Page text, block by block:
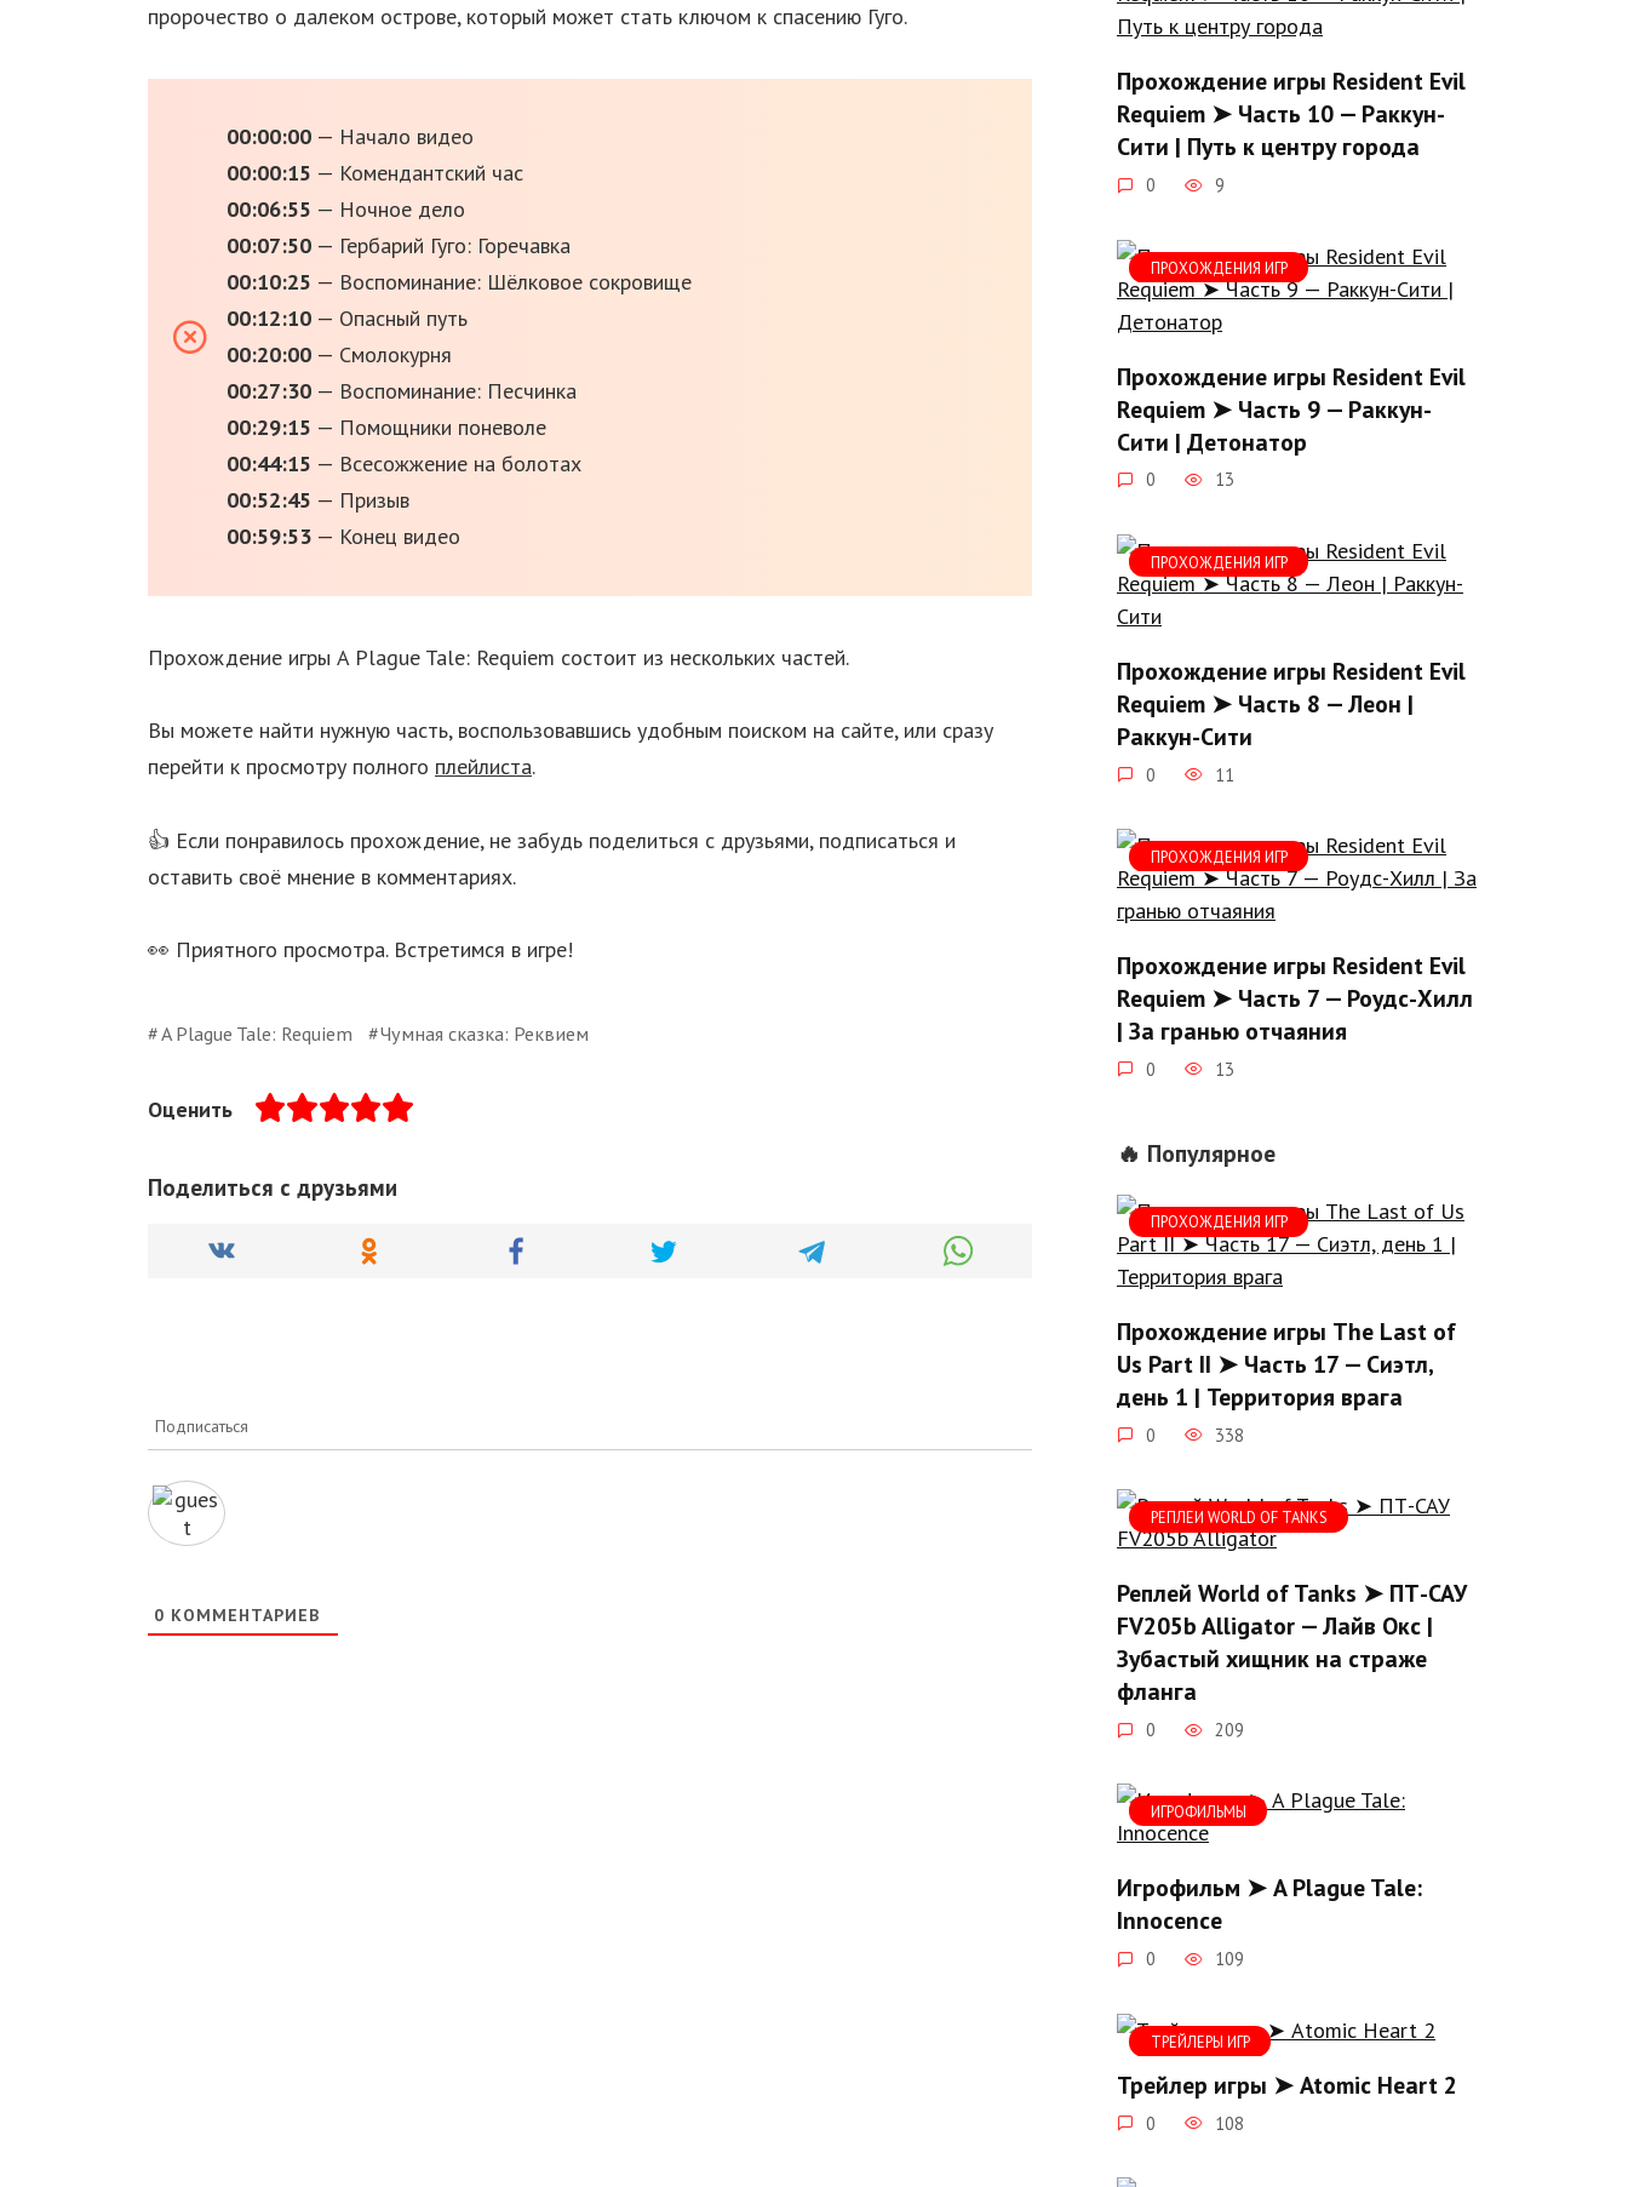
пророчество о далеком острове, который может стать ключом к спасению Гуго.
00:00:00​ — Начало видео
00:00:15 — Комендантский час
00:06:55 — Ночное дело
00:07:50 — Гербарий Гуго: Горечавка
00:10:25 — Воспоминание: Шёлковое сокровище
00:12:10 — Опасный путь
00:20:00 — Смолокурня
00:27:30 — Воспоминание: Песчинка
00:29:15 — Помощники поневоле
00:44:15 — Всесожжение на болотах
00:52:45 — Призыв
00:59:53 — Конец видео
Прохождение игры A Plague Tale: Requiem состоит из нескольких частей.
Вы можете найти нужную часть, воспользовавшись удобным поиском на сайте, или сразу
перейти к просмотру полного плейлиста.
👍 Если понравилось прохождение, не забудь поделиться с друзьями, подписаться и
оставить своё мнение в комментариях.
👀 Приятного просмотра. Встретимся в игре!
A Plague Tale: Requiem Чумная сказка: Реквием
Оценить
Поделиться с друзьями
Подписаться
0 КОММЕНТАРИЕВ
Прохождение игры Resident Evil
Requiem ➤ Часть 10 — Раккун-
Сити | Путь к центру города
0 9
ПРОХОЖДЕНИЯ ИГР
Прохождение игры Resident Evil
Requiem ➤ Часть 9 — Раккун-
Сити | Детонатор
0 13
ПРОХОЖДЕНИЯ ИГР
Прохождение игры Resident Evil
Requiem ➤ Часть 8 — Леон |
Раккун-Сити
0 11
ПРОХОЖДЕНИЯ ИГР
Прохождение игры Resident Evil
Requiem ➤ Часть 7 — Роудс-Хилл
| За гранью отчаяния
0 13
🔥 Популярное
ПРОХОЖДЕНИЯ ИГР
Прохождение игры The Last of
Us Part II ➤ Часть 17 — Сиэтл,
день 1 | Территория врага
0 338
РЕПЛЕИ WORLD OF TANKS
Реплей World of Tanks ➤ ПТ-САУ
FV205b Alligator — Лайв Окс |
Зубастый хищник на страже
фланга
0 209
ИГРОФИЛЬМЫ
Игрофильм ➤ A Plague Tale:
Innocence
0 109
ТРЕЙЛЕРЫ ИГР
Трейлер игры ➤ Atomic Heart 2
0 108